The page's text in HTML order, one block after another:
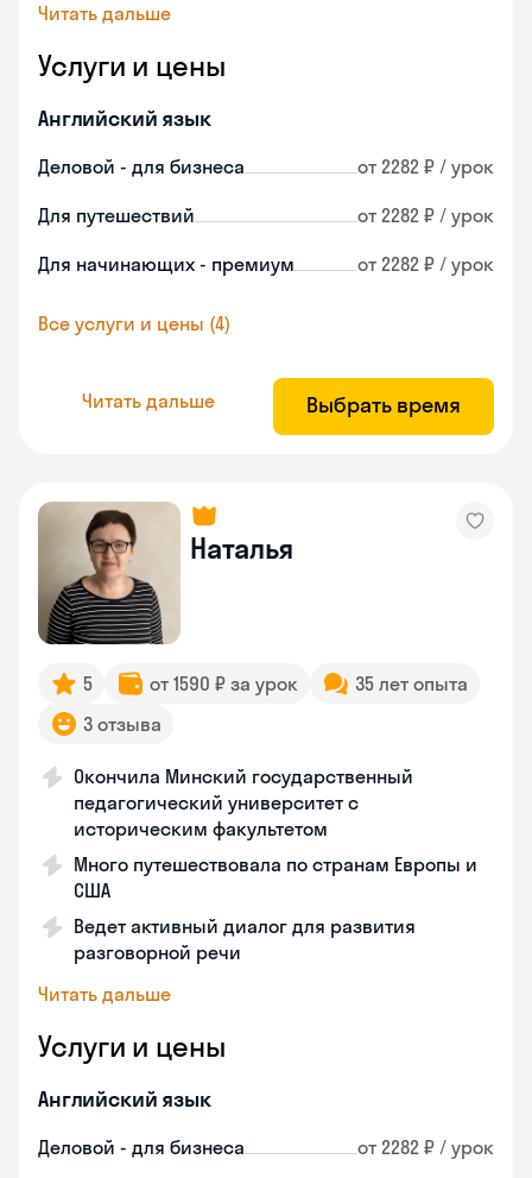
Читать дальше
Услуги и цены
Английский язык
Деловой - для бизнеса от 2282 ₽ / урок
Для путешествий от 2282 ₽ / урок
Для начинающих - премиум от 2282 ₽ / урок
Все услуги и цены (4)
Читать дальше Выбрать время
Наталья
5 от 1590 ₽ за урок
35 лет опыта
3 отзыва
Окончила Минский государственный
педагогический университет с
историческим факультетом
Много путешествовала по странам Европы и
США
Ведет активный диалог для развития
разговорной речи
Читать дальше
Услуги и цены
Английский язык
Деловой - для бизнеса от 2282 ₽ / урок